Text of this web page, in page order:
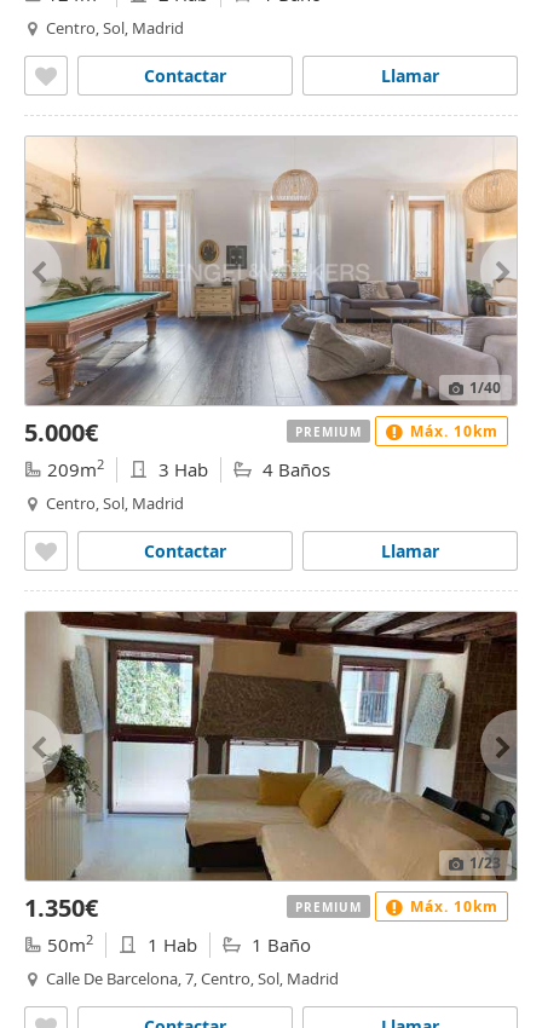
Centro, Sol, Madrid
Llamar
Contactar
1/40
5.000€
209m2 3 Hab 4 Baños
Centro, Sol, Madrid
Llamar
Contactar
PREMIUM Máx. 10km
1/23
1.350€
50m2 1 Hab 1 Baño
Calle De Barcelona, 7, Centro, Sol, Madrid
PREMIUM Máx. 10km